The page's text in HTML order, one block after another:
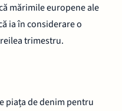
mărimile europene ale
ia în considerare o
trimestru.
piața de denim pentru